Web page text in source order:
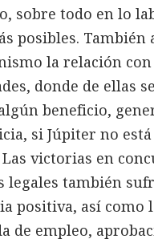
sobre todo en lo
posibles. También
la relación con
donde de ellas
beneficio,
si Júpiter no está
victorias en
legales también
positiva, así como
de empleo,